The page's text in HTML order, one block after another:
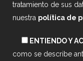
tratamiento de sus
nuestra política de
ENTIENDO Y
como se describe